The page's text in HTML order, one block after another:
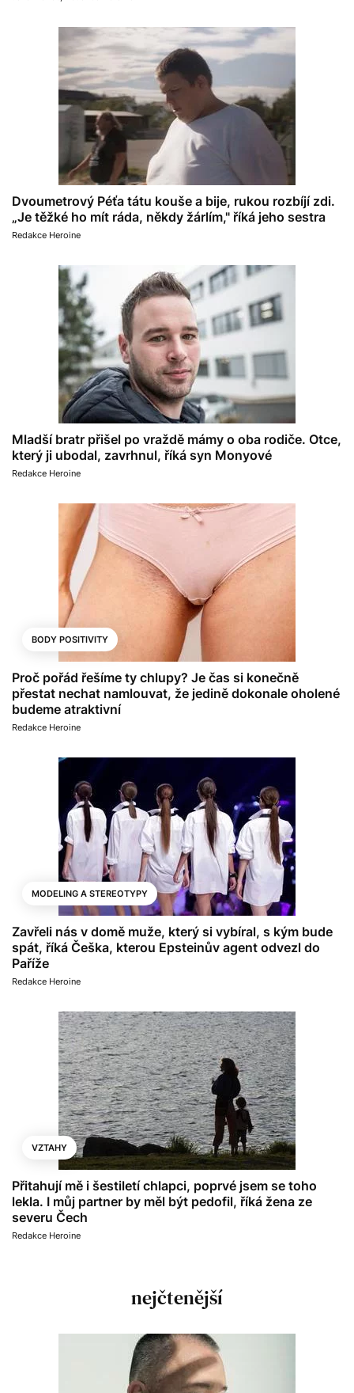
Dvoumetrový Péťa tátu kouše a bije, rukou rozbíjí zdi.
„Je těžké ho mít ráda, někdy žárlím," říká jeho sestra
Redakce Heroine
Mladší bratr přišel po vraždě mámy o oba rodiče. Otce,
který ji ubodal, zavrhnul, říká syn Monyové
Redakce Heroine
BODY POSITIVITY
Proč pořád řešíme ty chlupy? Je čas si konečně
přestat nechat namlouvat, že jedině dokonale oholené
budeme atraktivní
Redakce Heroine
MODELING A STEREOTYPY
Zavřeli nás v domě muže, který si vybíral, s kým bude
spát, říká Češka, kterou Epsteinův agent odvezl do
Paříže
Redakce Heroine
VZTAHY
Přitahují mě i šestiletí chlapci, poprvé jsem se toho
lekla. I můj partner by měl být pedofil, říká žena ze
severu Čech
Redakce Heroine
nejčtenější